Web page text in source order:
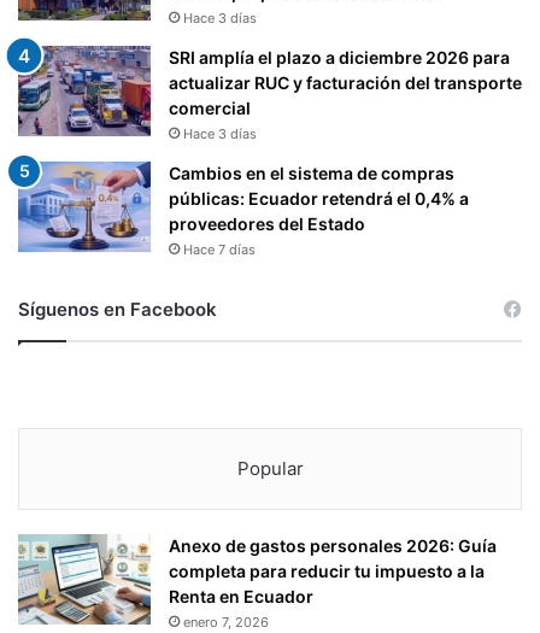
Hace 3 días
SRI amplía el plazo a diciembre 2026 para
actualizar RUC y facturación del transporte
comercial
Hace 3 días
Cambios en el sistema de compras
públicas: Ecuador retendrá el 0,4% a
proveedores del Estado
Hace 7 días
Síguenos en Facebook
Popular
Anexo de gastos personales 2026: Guía
completa para reducir tu impuesto a la
Renta en Ecuador
enero 7, 2026